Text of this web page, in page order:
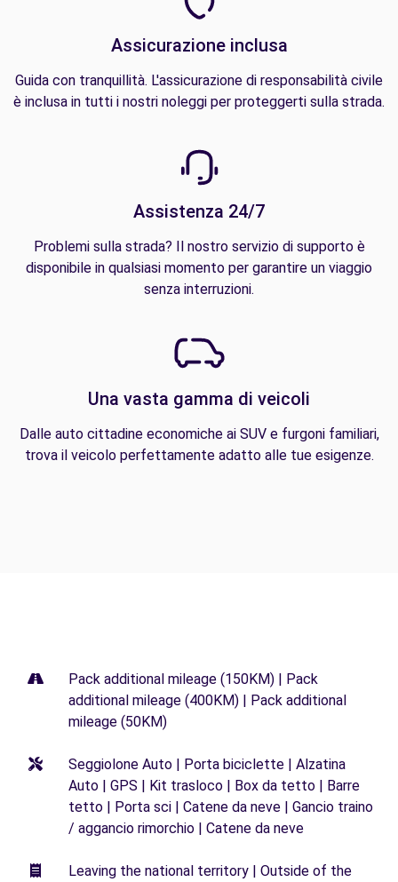
Assicurazione inclusa
Guida con tranquillità. L'assicurazione di responsabilità civile
è inclusa in tutti i nostri noleggi per proteggerti sulla strada.
Assistenza 24/7
Problemi sulla strada? Il nostro servizio di supporto è
disponibile in qualsiasi momento per garantire un viaggio
senza interruzioni.
Una vasta gamma di veicoli
Dalle auto cittadine economiche ai SUV e furgoni familiari,
trova il veicolo perfettamente adatto alle tue esigenze.
Pack additional mileage (150KM) | Pack
additional mileage (400KM) | Pack additional
mileage (50KM)
Seggiolone Auto | Porta biciclette | Alzatina
Auto | GPS | Kit trasloco | Box da tetto | Barre
tetto | Porta sci | Catene da neve | Gancio traino
/ aggancio rimorchio | Catene da neve
Leaving the national territory | Outside of the